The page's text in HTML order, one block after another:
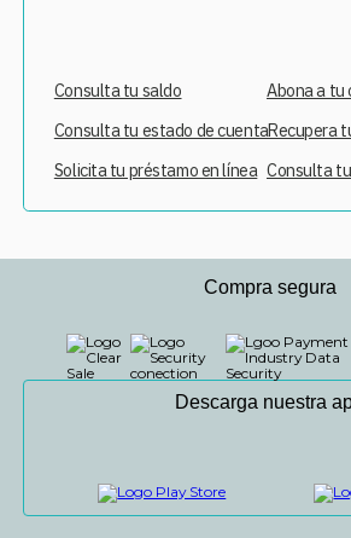
Consulta tu saldo
Consulta tu estado de cuenta
Solicita tu préstamo en línea
Abona a tu
Recupera
Consulta
Compra segura
Descarga nuestra